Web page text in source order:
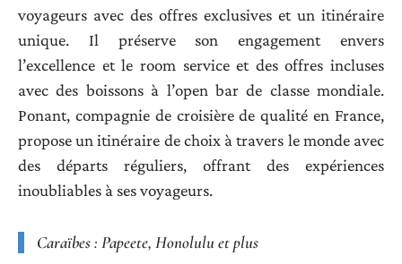
voyageurs avec des offres exclusives et un itinéraire
unique. Il préserve son engagement envers
l’excellence et le room service et des offres incluses
avec des boissons à l’open bar de classe mondiale.
Ponant, compagnie de croisière de qualité en France,
propose un itinéraire de choix à travers le monde avec
des départs réguliers, offrant des expériences
inoubliables à ses voyageurs.
Caraïbes : Papeete, Honolulu et plus